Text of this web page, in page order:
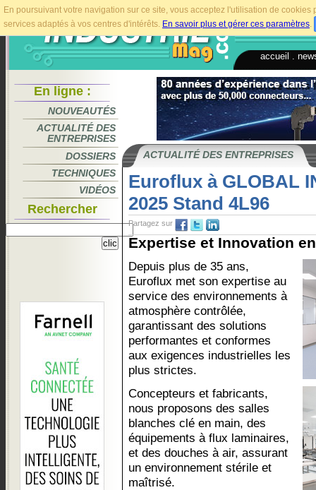
En poursuivant votre navigation sur ce site, vous acceptez l'utilisation de
services adaptés à vos centres d'intérêts. En savoir plus et gérer ces paramètres.
accueil
En ligne :
NOUVEAUTÉS
ACTUALITÉ DES
ENTREPRISES
DOSSIERS
TECHNIQUES
VIDÉOS
Rechercher
ACTUALITÉ DES ENTREPRISES
Euroflux à GLOBAL
2025 Stand 4L96
Partagez sur
Expertise et Innovation
Depuis plus de 35 ans,
Euroflux met son expertise au
service des environnements à
atmosphère contrôlée,
garantissant des solutions
performantes et conformes
aux exigences industrielles les
plus strictes.
Concepteurs et fabricants,
nous proposons des salles
blanches clé en main, des
équipements à flux laminaires,
et des douches à air, assurant
un environnement stérile et
maîtrisé.